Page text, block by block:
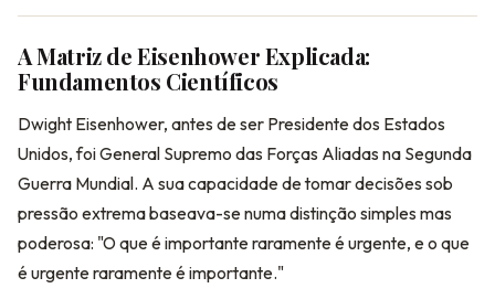
A Matriz de Eisenhower Explicada:
Fundamentos Científicos
Dwight Eisenhower, antes de ser Presidente dos Estados
Unidos, foi General Supremo das Forças Aliadas na Segunda
Guerra Mundial. A sua capacidade de tomar decisões sob
pressão extrema baseava-se numa distinção simples mas
poderosa: "O que é importante raramente é urgente, e o que
é urgente raramente é importante."